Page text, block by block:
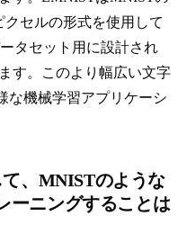
セルの形式を使用して
タセット用に設計され
す。このより幅広い文字
な機械学習アプリケーシ
、MNISTのような
ーニングすることは